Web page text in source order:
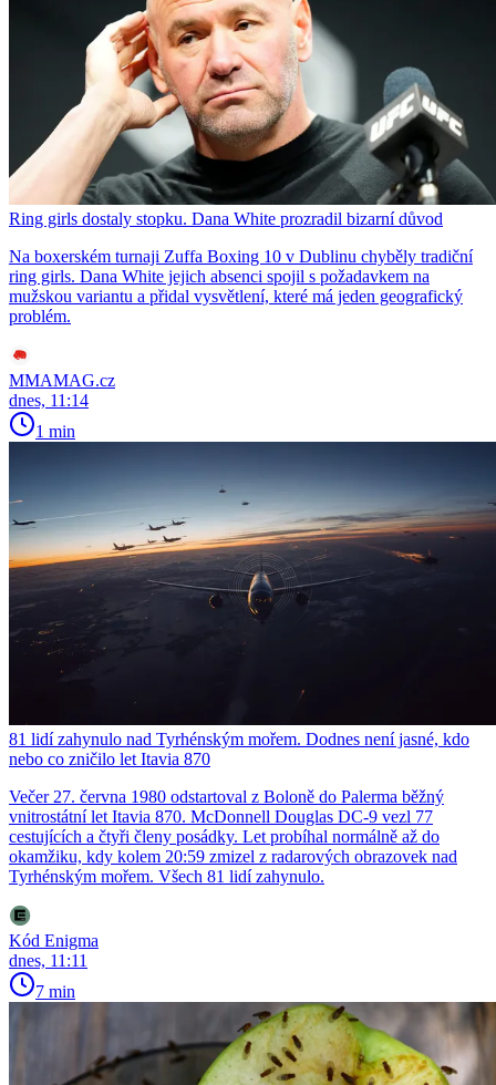
Ring girls dostaly stopku. Dana White prozradil bizarní důvod
Na boxerském turnaji Zuffa Boxing 10 v Dublinu chyběly tradiční
ring girls. Dana White jejich absenci spojil s požadavkem na
mužskou variantu a přidal vysvětlení, které má jeden geografický
problém.
MMAMAG.cz
dnes, 11:14
1 min
81 lidí zahynulo nad Tyrhénským mořem. Dodnes není jasné, kdo
nebo co zničilo let Itavia 870
Večer 27. června 1980 odstartoval z Boloně do Palerma běžný
vnitrostátní let Itavia 870. McDonnell Douglas DC-9 vezl 77
cestujících a čtyři členy posádky. Let probíhal normálně až do
okamžiku, kdy kolem 20:59 zmizel z radarových obrazovek nad
Tyrhénským mořem. Všech 81 lidí zahynulo.
Kód Enigma
dnes, 11:11
7 min